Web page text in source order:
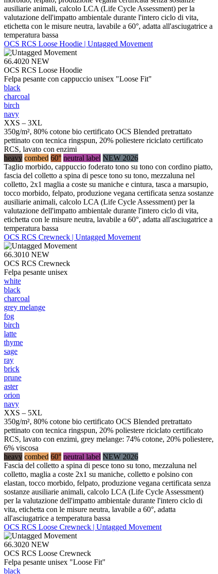
ausiliarie animali, calcolo LCA (Life Cycle Assessment) per la
valutazione dell'impatto ambientale durante l'intero ciclo di vita,
etichetta con le misure neutra, lavabile a 60°, adatta all'asciugatrice a
temperatura bassa
OCS RCS Loose Hoodie | Untagged Movement
66.4020 NEW
OCS RCS Loose Hoodie
Felpa pesante con cappuccio unisex "Loose Fit"
black
charcoal
birch
navy
XXS – 3XL
350g/m², 80% cotone bio certificato OCS Blended pretrattato
pettinato con tecnica ringspun, 20% poliestere riciclato certificato
RCS, lavato con enzimi
heavy combed 60° neutral label NEW 2026
Taglio morbido, cappuccio foderato tono su tono con cordino piatto,
fascia del colletto a spina di pesce tono su tono, mezzaluna nel
colletto, 2x1 maglia a coste su maniche e cintura, tasca a marsupio,
tocco morbido, felpato, produzione vegana certificata senza sostanze
ausiliarie animali, calcolo LCA (Life Cycle Assessment) per la
valutazione dell'impatto ambientale durante l'intero ciclo di vita,
etichetta con le misure neutra, lavabile a 60°, adatta all'asciugatrice a
temperatura bassa
OCS RCS Crewneck | Untagged Movement
66.3010 NEW
OCS RCS Crewneck
Felpa pesante unisex
white
black
charcoal
grey melange
fog
birch
latte
thyme
sage
ray
brick
prune
aster
orion
navy
XXS – 5XL
350g/m², 80% cotone bio certificato OCS Blended pretrattato
pettinato con tecnica ringspun, 20% poliestere riciclato certificato
RCS, lavato con enzimi, grey melange: 74% cotone, 20% poliestere,
6% viscosa
heavy combed 60° neutral label NEW 2026
Fascia del colletto a spina di pesce tono su tono, mezzaluna nel
colletto, maglia a coste 2x1 su maniche, colletto e polsino con
elastan, tocco morbido, felpato, produzione vegana certificata senza
sostanze ausiliarie animali, calcolo LCA (Life Cycle Assessment)
per la valutazione dell'impatto ambientale durante l'intero ciclo di
vita, etichetta con le misure neutra, lavabile a 60°, adatta
all'asciugatrice a temperatura bassa
OCS RCS Loose Crewneck | Untagged Movement
66.3020 NEW
OCS RCS Loose Crewneck
Felpa pesante unisex "Loose Fit"
black